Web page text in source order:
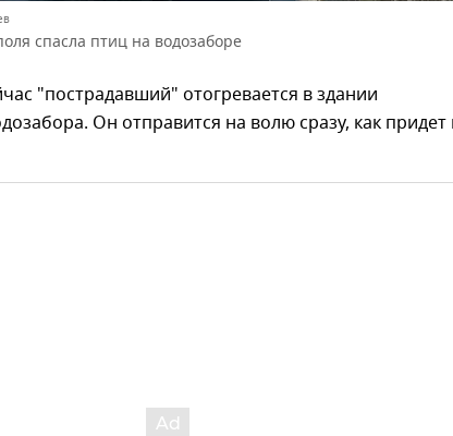
спасла птиц на водозаборе
"пострадавший" отогревается в здании
Он отправится на волю сразу, как придет